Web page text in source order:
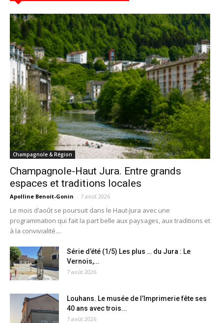
Champagnole & Région
Champagnole-Haut Jura. Entre grands
espaces et traditions locales
Apolline Benoit-Gonin - 7 août 2026
Le mois d’août se poursuit dans le Haut-Jura avec une
programmation qui fait la part belle aux paysages, aux traditions et
à la convivialité....
Série d’été (1/5) Les plus … du Jura : Le
Vernois,...
7 août 2026
Louhans. Le musée de l’Imprimerie fête ses
40 ans avec trois...
7 août 2026